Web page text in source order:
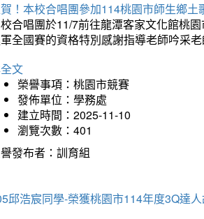
！本校合唱團參加114桃園市師生鄉
合唱團於11/7前往龍潭客家文化館桃
全國賽的資格特別感謝指導老師吟采
文
榮譽事項：桃園市競賽
發佈單位：學務處
建立時間：2025-11-10
瀏覽次數：401
發布者：訓育組
邱浩宸同學-榮獲桃園市114年度3Q達